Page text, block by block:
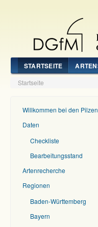
STARTSEITE
Startseite
Willkommen bei den
Daten
Checkliste
Bearbeitungsstand
Artenrecherche
Regionen
Baden-Württemberg
Bayern